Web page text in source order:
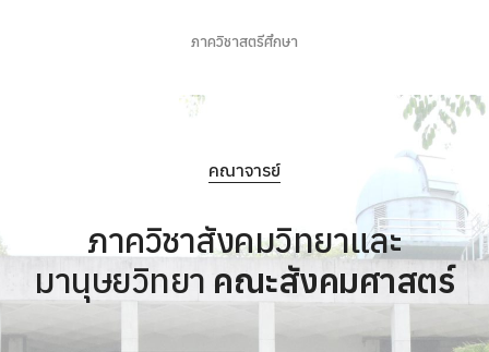
ภาควิชาสตรีศึกษา
คณาจารย์
ภาควิชาสังคมวิทยาและ
มานุษยวิทยา คณะสังคมศาสตร์